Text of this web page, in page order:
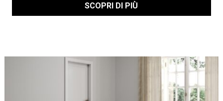
SCOPRI DI PIÙ